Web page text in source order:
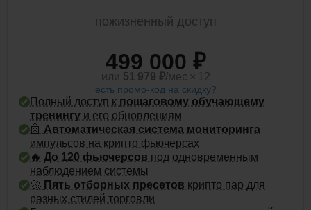
пожизненный доступ
499 000 ₽
или 51 979 ₽/мес × 12
есть промо-код на скидку?
Полный доступ к пошаговому обучающему
тренингу и его обновлениям
🤖 Автоматическая система мониторинга
импульсов на крипто фьючерсах
🔥 До 120 фьючерсов под одновременным
наблюдением системы
🚀 Пять отборных пресетов крипто пар для
разных стилей торговли